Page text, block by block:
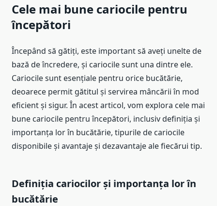
Cele mai bune cariocile pentru
începători
Începând să gătiți, este important să aveți unelte de
bază de încredere, și cariocile sunt una dintre ele.
Cariocile sunt esențiale pentru orice bucătărie,
deoarece permit gătitul și servirea mâncării în mod
eficient și sigur. În acest articol, vom explora cele mai
bune cariocile pentru începători, inclusiv definiția și
importanța lor în bucătărie, tipurile de cariocile
disponibile și avantaje și dezavantaje ale fiecărui tip.
Definiția cariocilor și importanța lor în
bucătărie